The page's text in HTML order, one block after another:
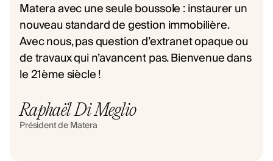
Matera avec une seule boussole : instaurer un
nouveau standard de gestion immobilière.
Avec nous, pas question d’extranet opaque ou
de travaux qui n’avancent pas. Bienvenue dans
le 21ème siècle !
Raphaël Di Meglio
Président de Matera